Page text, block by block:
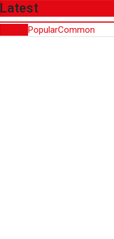
Latest
PopularCommon